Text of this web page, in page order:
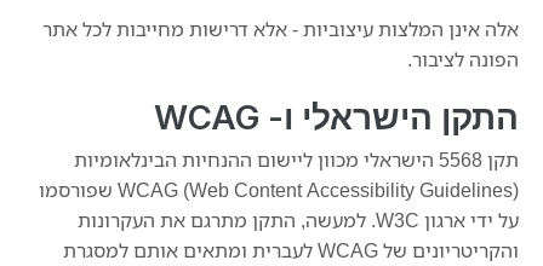
אלה אינן המלצות עיצוביות - אלא דרישות מחייבות לכל אתר
הפונה לציבור.
התקן הישראלי ו- WCAG
תקן 5568 הישראלי מכוון ליישום ההנחיות הבינלאומיות
WCAG (Web Content Accessibility Guidelines) שפורסמו
על ידי ארגון W3C. למעשה, התקן מתרגם את העקרונות
והקריטריונים של WCAG לעברית ומתאים אותם למסגרת